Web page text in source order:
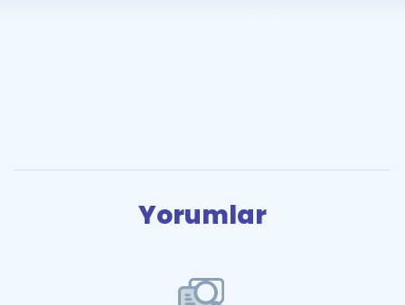
Yorumlar